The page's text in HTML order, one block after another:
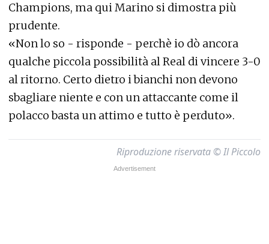
Champions, ma qui Marino si dimostra più
prudente.
«Non lo so - risponde - perchè io dò ancora
qualche piccola possibilità al Real di vincere 3-0
al ritorno. Certo dietro i bianchi non devono
sbagliare niente e con un attaccante come il
polacco basta un attimo e tutto è perduto».
Riproduzione riservata © Il Piccolo